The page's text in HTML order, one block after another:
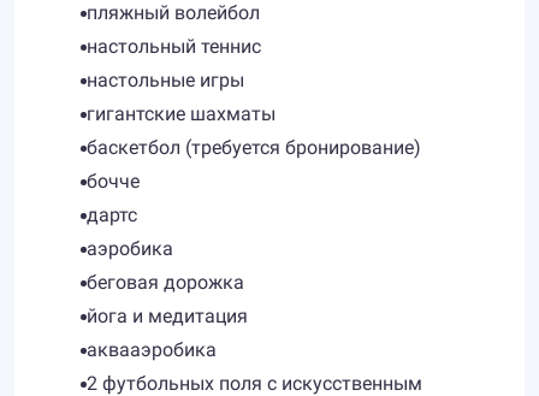
пляжный волейбол
настольный теннис
настольные игры
гигантские шахматы
баскетбол (требуется бронирование)
бочче
дартс
аэробика
беговая дорожка
йога и медитация
аквааэробика
2 футбольных поля с искусственным